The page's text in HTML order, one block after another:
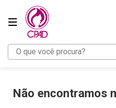
O que você procura?
Não encontramos